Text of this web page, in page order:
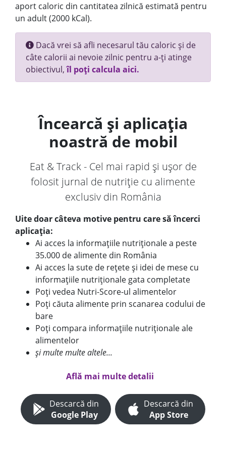
aport caloric din cantitatea zilnică estimată pentru
un adult (2000 kCal).
Dacă vrei să afli necesarul tău caloric și de
câte calorii ai nevoie zilnic pentru a-ți atinge
obiectivul,îl poți calcula aici.
Încearcă și aplicația
noastră de mobil
Eat & Track - Cel mai rapid și ușor de
folosit jurnal de nutriție cu alimente
exclusiv din România
Uite doar câteva motive pentru care să încerci
aplicația:
Ai acces la informațiile nutriționale a peste
35.000 de alimente din România
Ai acces la sute de rețete și idei de mese cu
informațiile nutriționale gata completate
Poți vedea Nutri-Score-ul alimentelor
Poți căuta alimente prin scanarea codului de
bare
Poți compara informațiile nutriționale ale
alimentelor
și multe multe altele...
Află mai multe detalii
Descarcă din
Google Play
Descarcă din
App Store